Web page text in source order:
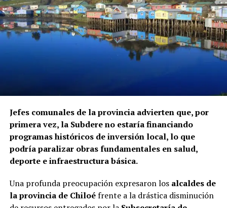
Jefes comunales de la provincia advierten que, por
primera vez, la Subdere no estaría financiando
programas históricos de inversión local, lo que
podría paralizar obras fundamentales en salud,
deporte e infraestructura básica.
Una profunda preocupación expresaron los alcaldes de
la provincia de Chiloéfrente a la drástica disminución